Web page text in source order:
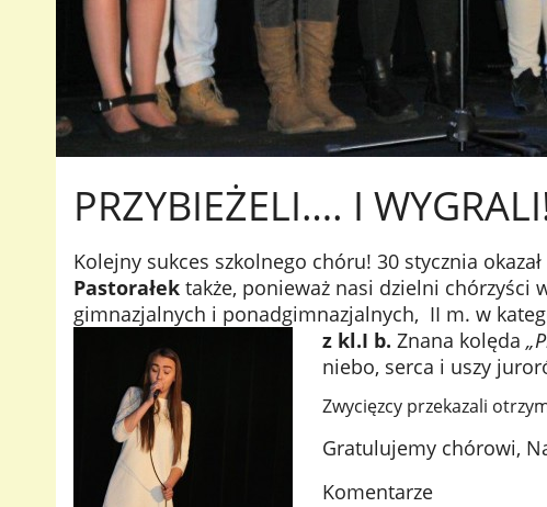
PRZYBIEŻELI…. I
Kolejny sukces szkolnego chóru! 30 stycznia
Pastorałektakże, ponieważ nasi dzielni chórzyści
gimnazjalnych i ponadgimnazjalnych, II m. w
z kl.I b. Znana kolęda
niebo, serca i uszy
Zwycięzcy przekazali
Gratulujemy chórowi,
Komentarze